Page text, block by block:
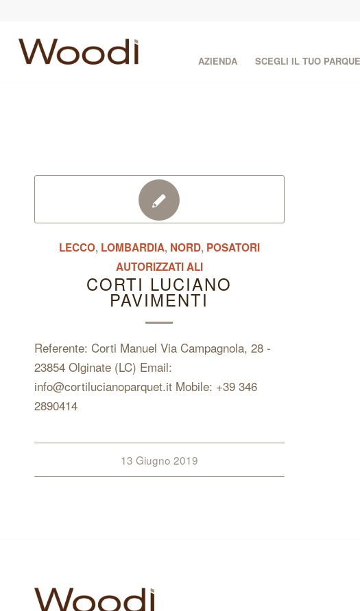
AZIENDA SCEGLI IL TUO
LECCO, LOMBARDIA, NORD, POSATORI
AUTORIZZATI ALI
CORTI LUCIANO
PAVIMENTI
Referente: Corti Manuel Via Campagnola, 28 -
23854 Olginate (LC) Email:
info@cortilucianoparquet.it Mobile: +39 346
2890414
13 Giugno 2019